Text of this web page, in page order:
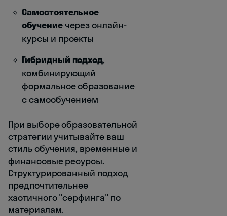
Самостоятельное
обучениечерез онлайн-
курсы и проекты
Гибридный подход,
комбинирующий
формальное образование
с самообучением
При выборе образовательной
стратегии учитывайте ваш
стиль обучения, временные и
финансовые ресурсы.
Структурированный подход
предпочтительнее
хаотичного "серфинга" по
материалам.